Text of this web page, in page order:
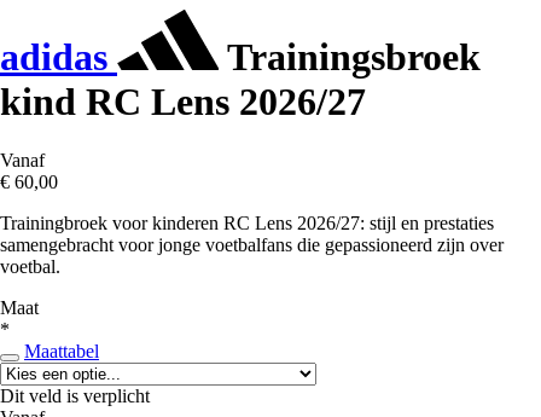
adidas
Trainingsbroek
kind RC Lens 2026/27
Vanaf
€ 60,00
Trainingbroek voor kinderen RC Lens 2026/27: stijl en prestaties
samengebracht voor jonge voetbalfans die gepassioneerd zijn over
voetbal.
Maat
*
Maattabel
Dit veld is verplicht